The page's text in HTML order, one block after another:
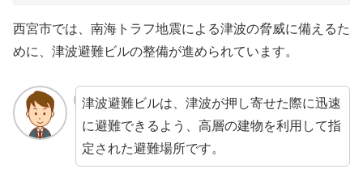
西宮市では、南海トラフ地震による津波の脅威に備えるた
めに、津波避難ビルの整備が進められています。
津波避難ビルは、津波が押し寄せた際に迅速
に避難できるよう、高層の建物を利用して指
定された避難場所です。